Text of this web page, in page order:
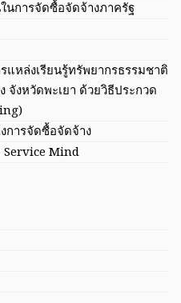
นการจัดซื้อจัดจ้างภาครัฐ
แหล่งเรียนรู้ทรัพยากรธรรมชาติ
จังหวัดพะเยา ด้วยวิธีประกวด
การจัดซื้อจัดจ้าง
Service Mind